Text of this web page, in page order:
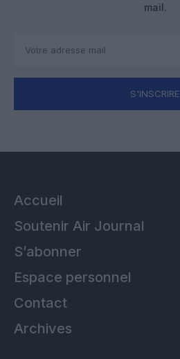
mail.
S'INSCRIRE
Accueil
Soutenir Air Journal
S’abonner
Espace personnel
Contact
Archives